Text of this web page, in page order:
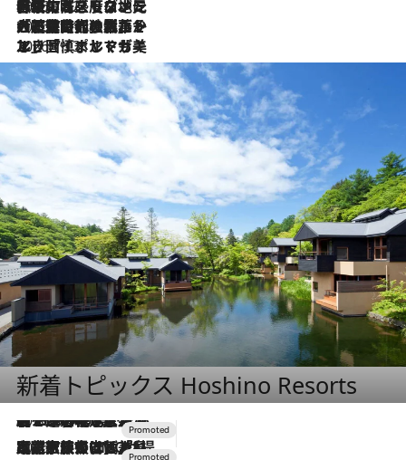
2026.7.22
伝統の味をモダンに昇華。高感度な地元客が集う、リスボンの最旬ガストロノミー
2026.7.21
大航海時代の栄華から、震災、独裁、そして革命へ。ポルトガル・首都リスボンの石畳に刻まれた「歴史の光と影」
2026.7.13
エッセイ・ヤマザキマリ「慎ましくも美しき国 ポルトガル」
新着トピックス Hoshino Resorts
2026.8.7
【トンボの足水浴】ヒノキの香りに包まれて涼感マックス！約13℃の湧水かけ流しを避暑地「星野温泉 トンボの湯」で体験
2026.7.31
【ホテル帰省】という選択肢をOMOが提案。家族とほどよい距離を保つには「昼は実家、夜は気兼ねなくホテルで！」